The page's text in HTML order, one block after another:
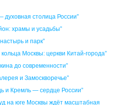
духовная столица России”
храмы и усадьбы”
и парк”
Москвы: церкви Китай-города”
до современности”
и Замоскворечье”
и Кремль — сердце России”
на юге Москвы ждёт масштабная